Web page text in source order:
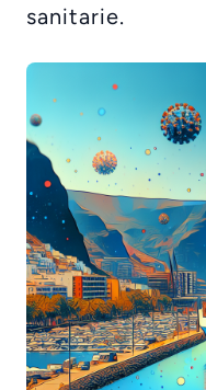
sanitarie.